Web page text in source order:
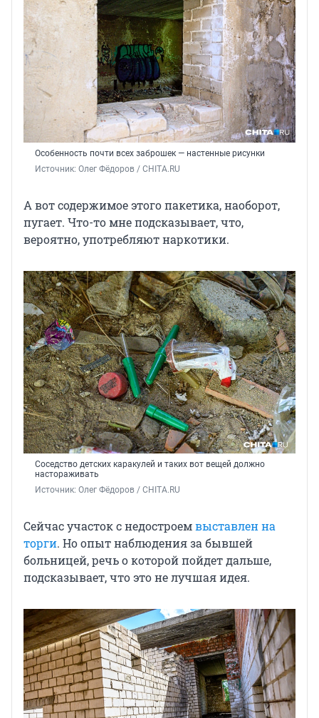
Особенность почти всех заброшек — настенные рисунки
Источник: Олег Фёдоров / CHITA.RU
А вот содержимое этого пакетика, наоборот,
пугает. Что-то мне подсказывает, что,
вероятно, употребляют наркотики.
Соседство детских каракулей и таких вот вещей должно
настораживать
Источник: Олег Фёдоров / CHITA.RU
Сейчас участок с недостроемвыставлен на
торги. Но опыт наблюдения за бывшей
больницей, речь о которой пойдет дальше,
подсказывает, что это не лучшая идея.